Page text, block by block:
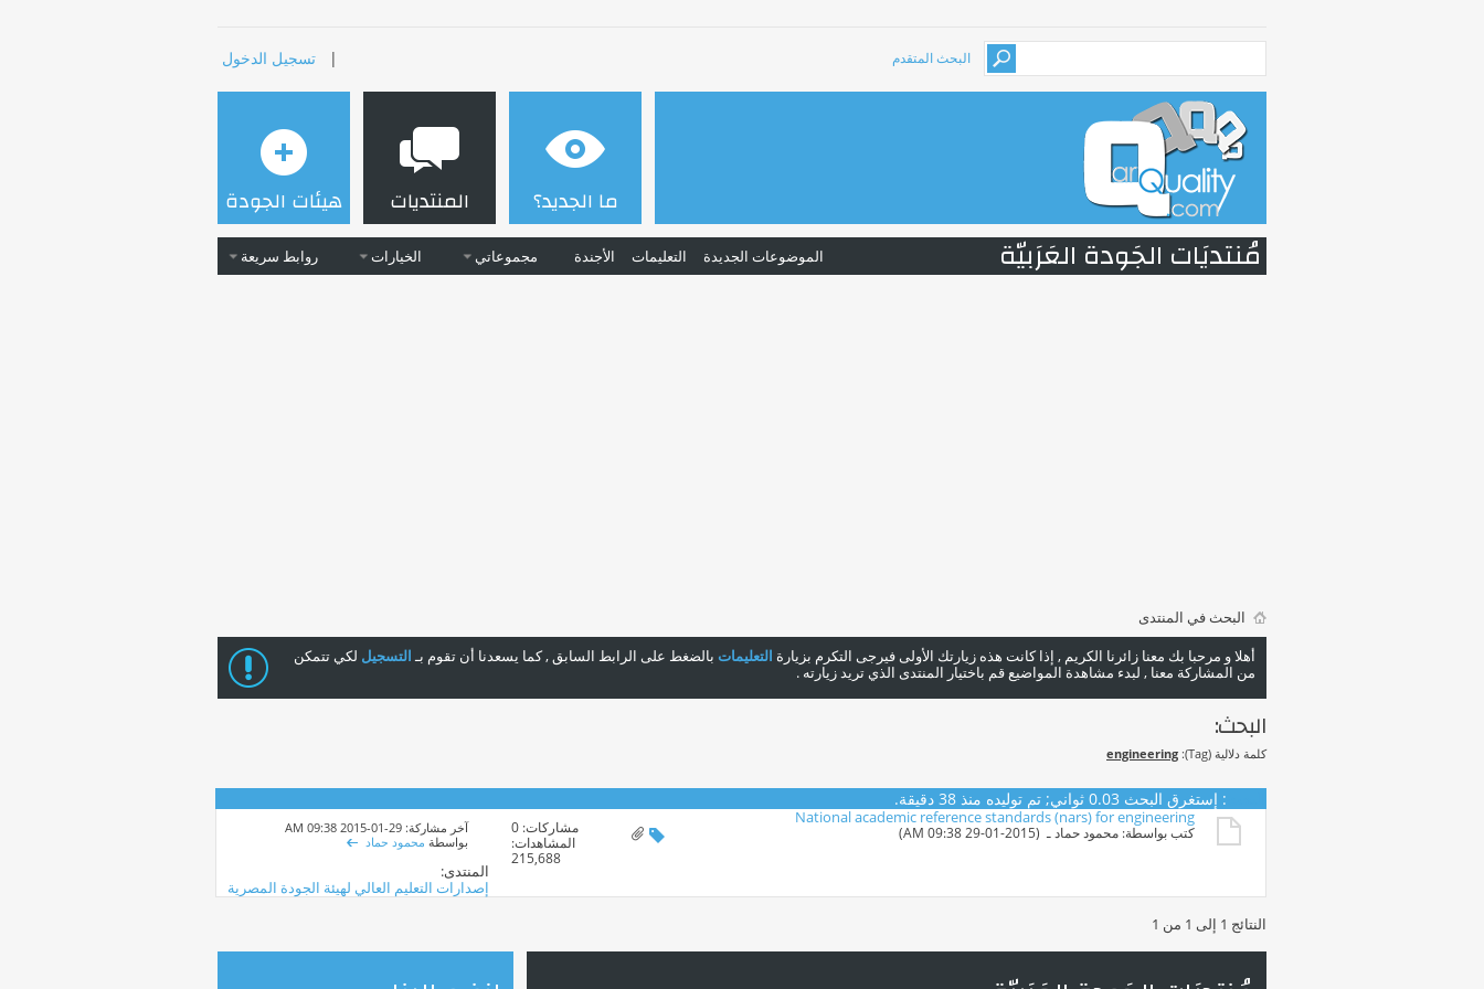
البحث المتقدم | تسجيل الدخول
ما الجديد؟ المنتديات
الموضوعات الجديدة التعليمات الأجندة مجموعاتي الخيارات روابط سريعة
هيئات الجودة
مُنتديَات الجَودة العَرَبيّة
البحث في المنتدى
أهلا و مرحبا بك معنا زائرنا الكريم , إذا كانت هذه زيارتك الأولى فيرجى التكرم بزيارة التعليمات بالضغط على الرابط السابق , كما يسعدنا أن تقوم بـالتسجيل لكي تتمكن
من المشاركة معنا , لبدء مشاهدة المواضيع قم باختيار المنتدى الذي تريد زيارته .
البحث:
كلمة دلالية (Tag): engineering
: إستغرق البحث 0.03 ثواني; تم توليده منذ 38 دقيقة.
National academic reference standards (nars) for engineering
كتب بواسطة: محمود حمادـ ‏ (29-01-2015 09:38 AM) مشاركات: 0
المشاهدات:
215,688
آخر مشاركة: 29-01-2015
09:38 AM
بواسطة محمود حماد
المنتدى:
إصدارات التعليم العالي لهيئة الجودة المصرية
النتائج 1 إلى 1 من 1